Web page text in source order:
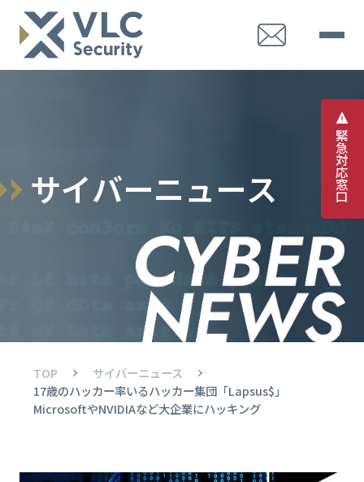
緊
急
対
応
窓
口
サイバーニュース
TOP
サイバーニュース
17歳のハッカー率いるハッカー集団「Lapsus$」
MicrosoftやNVIDIAなど大企業にハッキング